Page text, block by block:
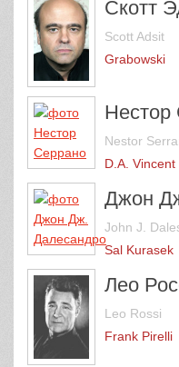
Скотт
Scott Adsit
Grabowski
Нестор
Nestor
D.A.
Джон
John J.
Sal Kurasek
Лео
Leo Rossi
Frank Pirelli